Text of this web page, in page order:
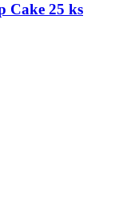
Cake 25 ks